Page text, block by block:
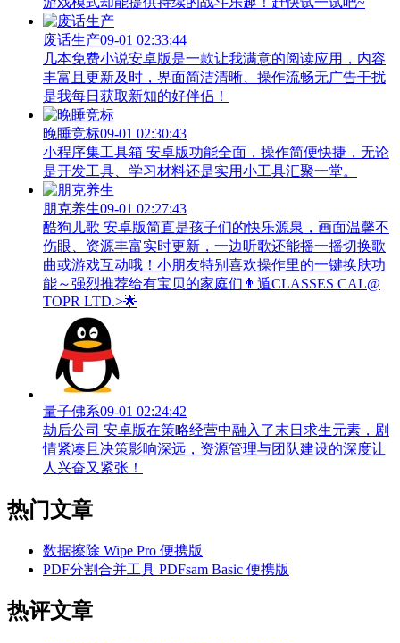
废话生产09-01 02:33:44
几本免费小说安卓版是一款让我满意的阅读应用，内容
丰富且更新及时，界面简洁清晰、操作流畅无广告干扰
是我每日获取新知的好伴侣！
晚睡竞标09-01 02:30:43
小程序集工具箱 安卓版功能全面，操作简便快捷，无论
是开发工具、学习材料还是实用小工具汇聚一堂。
朋克养生09-01 02:27:43
酷狗儿歌 安卓版简直是孩子们的快乐源泉，画面温馨不
伤眼、资源丰富实时更新，一边听歌还能摇一摇切换歌
曲或游戏互动哦！小朋友特别喜欢操作里的一键换肤功
能～强烈推荐给有宝贝的家庭们👨‍遁️CLASSES CAL@
TOPR LTD.>🌟
量子佛系09-01 02:24:42
劫后公司 安卓版在策略经营中融入了末日求生元素，剧
情紧凑且决策影响深远，资源管理与团队建设的深度让
人兴奋又紧张！
热门文章
数据擦除 Wipe Pro 便携版
PDF分割合并工具 PDFsam Basic 便携版
热评文章